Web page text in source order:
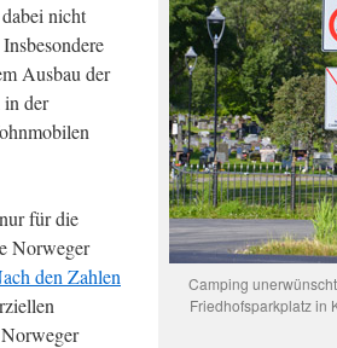
Camping
Friedhofsparkplatz in
nicht
Ausbau der
in der
für die
Norweger
den Zahlen